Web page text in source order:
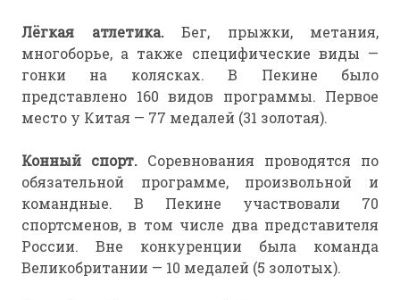
Лёгкая атлетика.Бег, прыжки, метания,
многоборье, а также специфические виды —
гонки на колясках. В Пекине было
представлено 160 видов программы. Первое
место у Китая — 77 медалей (31 золотая).
Конный спорт. Соревнования проводятся по
обязательной программе, произвольной и
командные. В Пекине участвовали 70
спортсменов, в том числе два представителя
России. Вне конкуренции была команда
Великобритании — 10 медалей (5 золотых).